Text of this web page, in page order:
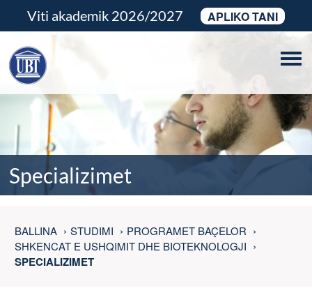
Viti akademik 2026/2027 APLIKO TANI
Specializimet
BALLINA STUDIMI
PROGRAMET BAÇELOR
SHKENCAT E USHQIMIT DHE BIOTEKNOLOGJI
SPECIALIZIMET